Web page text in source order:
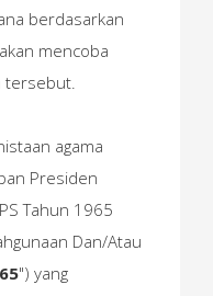
berdasarkan
mencoba
tersebut.
agama
Presiden
Tahun 1965
Dan/Atau
") yang